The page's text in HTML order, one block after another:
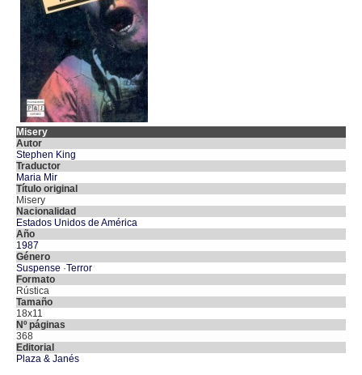
Misery
Autor
Stephen King
Traductor
Maria Mir
Título original
Misery
Nacionalidad
Estados Unidos de América
Año
1987
Género
Suspense ·Terror
Formato
Rústica
Tamaño
18x11
Nº páginas
368
Editorial
Plaza & Janés